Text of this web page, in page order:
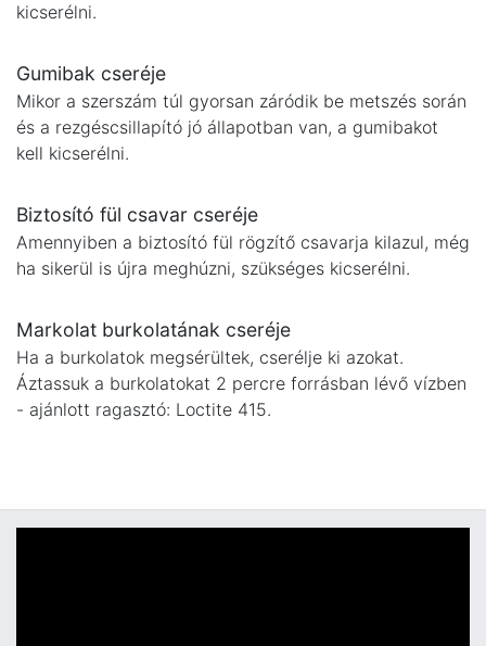
kicserélni.
Gumibak cseréje
Mikor a szerszám túl gyorsan záródik be metszés során
és a rezgéscsillapító jó állapotban van, a gumibakot
kell kicserélni.
Biztosító fül csavar cseréje
Amennyiben a biztosító fül rögzítő csavarja kilazul, még
ha sikerül is újra meghúzni, szükséges kicserélni.
Markolat burkolatának cseréje
Ha a burkolatok megsérültek, cserélje ki azokat.
Áztassuk a burkolatokat 2 percre forrásban lévő vízben
- ajánlott ragasztó: Loctite 415.